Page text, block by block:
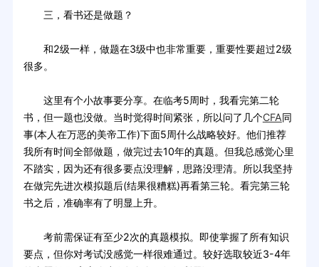
三，看书还是做题？
和2级一样，做题在3级中也非常重要，重要性要超过2级
很多。
这里有个小故事要分享。在临考5周时，我看完第二轮
书，但一题也没做。当时觉得时间紧张，所以问了几个CFA同
事(本人在万恶的美帝工作)下面5周什么战略较好。他们推荐
我所有时间全部做题，做完过去10年的真题。但我总感觉心里
不踏实，因为还有很多要点没理解，思路没理清。所以我坚持
在做完先进次模拟题后(结果很糟糕)再看第三轮。看完第三轮
书之后，准确率有了明显上升。
考前需保证有至少2次的真题模拟。即使掌握了所有知识
要点，但你对考试没感觉一样很难通过。较好选取较近3-4年